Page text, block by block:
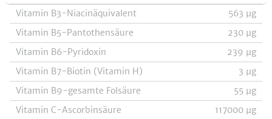
Vitamin B3-Niacinäquivalent
563 µg
Vitamin B5-Pantothensäure
230 µg
Vitamin B6-Pyridoxin
239 µg
Vitamin B7-Biotin (Vitamin H)
3 µg
Vitamin B9-gesamte Folsäure
55 µg
Vitamin C-Ascorbinsäure
117000 µg